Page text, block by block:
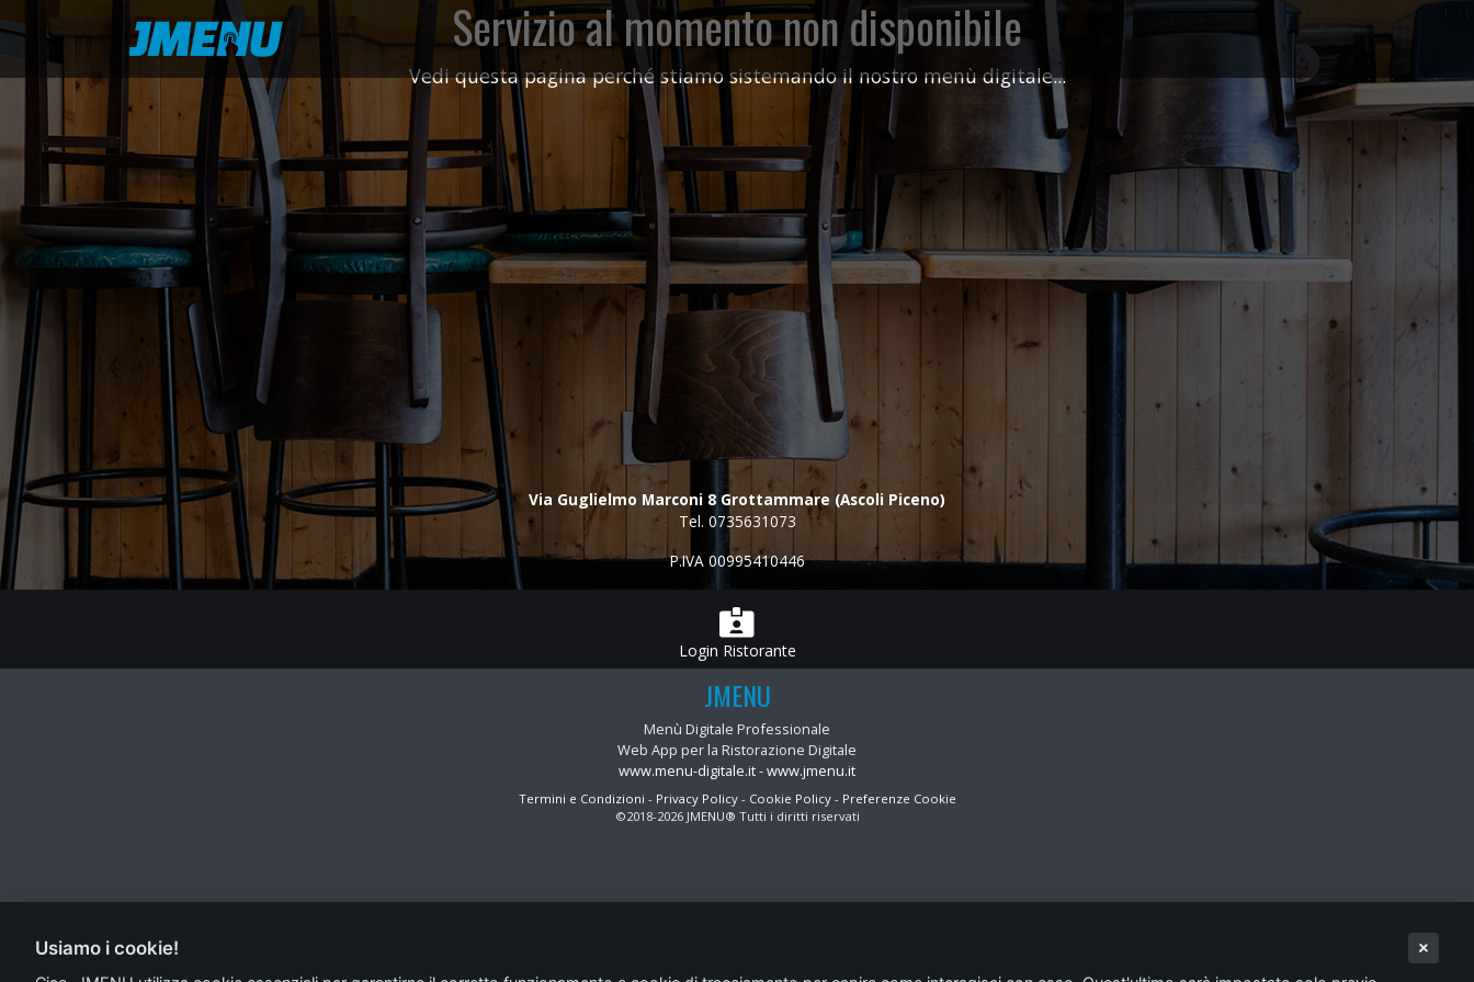
Servizio al momento non disponibile
Vedi questa pagina perché stiamo sistemando il nostro menù digitale...
Via Guglielmo Marconi 8 Grottammare (Ascoli Piceno)
Tel. 0735631073
P.IVA 00995410446
Login Ristorante
JMENU
Menù Digitale Professionale
Web App per la Ristorazione Digitale
www.menu-digitale.it-www.jmenu.it
Termini e Condizioni - Privacy Policy - Cookie Policy - Preferenze Cookie
©2018-2026 JMENU® Tutti i diritti riservati
Usiamo i cookie!